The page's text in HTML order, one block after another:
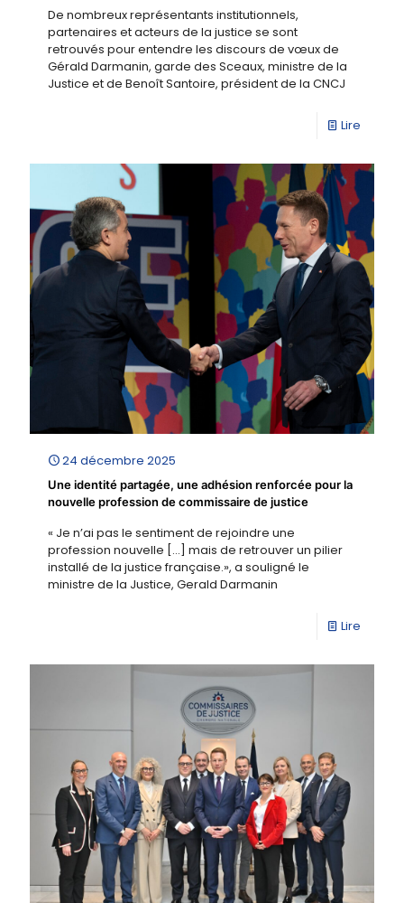
De nombreux représentants institutionnels,
partenaires et acteurs de la justice se sont
retrouvés pour entendre les discours de vœux de
Gérald Darmanin, garde des Sceaux, ministre de la
Justice et de Benoît Santoire, président de la CNCJ
Lire
24 décembre 2025
Une identité partagée, une adhésion renforcée pour la
nouvelle profession de commissaire de justice
« Je n’ai pas le sentiment de rejoindre une
profession nouvelle […] mais de retrouver un pilier
installé de la justice française.», a souligné le
ministre de la Justice, Gerald Darmanin
Lire